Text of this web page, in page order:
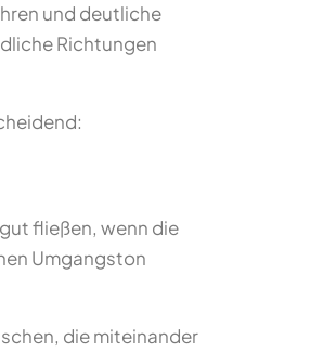
und deutliche
Richtungen
fließen, wenn die
Umgangston
die miteinander